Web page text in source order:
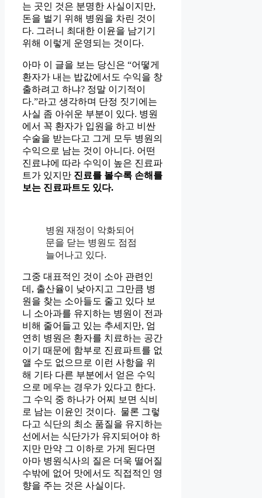
는 곳인 것은 분명한 사실이지만,
돈을 벌기 위해 병원을 차린 것이
다. 그러니 최대한 이윤을 남기기
위해 이렇게 운영되는 것이다.
아마 이 글을 보는 당신은 “어떻게
환자가 내는 밥값에서도 수익을 창
출하려고 하냐? 정말 이기적이
다.”라고 생각하며 단정 짓기에는
사실 좀 아쉬운 부분이 있다. 병원
에서 꼭 환자가 입원을 하고 비싼
수술을 받는다고 그게 모두 병원의
수익으로 남는 것이 아니다. 어떤
진료냐에 따라 수익이 높은 진료파
트가 있지만 진료를 볼수록 손해를
보는 진료파트도 있다.
병원 재정이 악화되어
문을 닫는 병원도 점점
늘어나고 있다.
그중 대표적인 것이 소아 관련인
데, 출산율이 낮아지고 그만큼 병
원을 찾는 소아들도 줄고 있다 보
니 소아과를 유지하는 병원이 전과
비해 줄어들고 있는 추세지만, 엄
연히 병원은 환자를 치료하는 공간
이기 때문에 함부로 진료파트를 없
앨 수도 없으므로 이런 사항을 위
해 기타 다른 부분에서 얻은 수익
으로 메우는 경우가 있다고 한다.
그 수익 중 하나가 어찌 보면 식비
로 남는 이윤인 것이다. 물론 그렇
다고 식단의 최소 품질을 유지하는
선에서는 식단가가 유지되어야 하
지만 만약 그 이하로 가게 된다면
아마 병원식사의 질은 더욱 떨어질
수밖에 없어 맛에서도 직접적인 영
향을 주는 것은 사실이다.